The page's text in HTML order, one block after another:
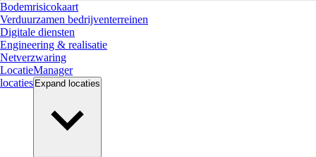
Bodemrisicokaart
Verduurzamen bedrijventerreinen
Digitale diensten
Engineering & realisatie
Netverzwaring
LocatieManager
locaties Expand locaties